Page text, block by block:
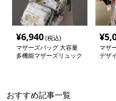
¥6,940(税込)
マザーズバッグ 大容量
多機能マザーズリュック
¥
マザ
デザ
おすすめ記事一覧